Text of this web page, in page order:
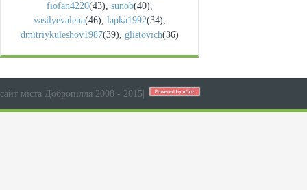
fiofan4220(43), sunob(40),
vasilyevalena(46), lapka1992(34),
dmitriykuleshov1987(39), glistovich(36)
сайт міста Добропілля 2008 - 2015